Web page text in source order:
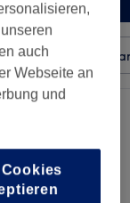
auch
Webseite an
und